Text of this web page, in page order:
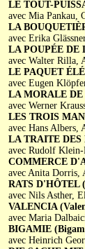
LE TOUT-
avec Mia Pankau,
LA
avec Erika
LA POUPÉE DE
avec Walter Rilla,
LE PAQUET
avec Eugen
LA MORALE DE
avec Werner
LES TROIS
avec Hans Albers,
LA TRAITE DES
avec Rudolf
COMMERCE
avec Anita Dorris,
RATS D'HÔTEL
avec Nils Asther,
VALENCIA
avec Maria
BIGAMIE
avec Heinrich